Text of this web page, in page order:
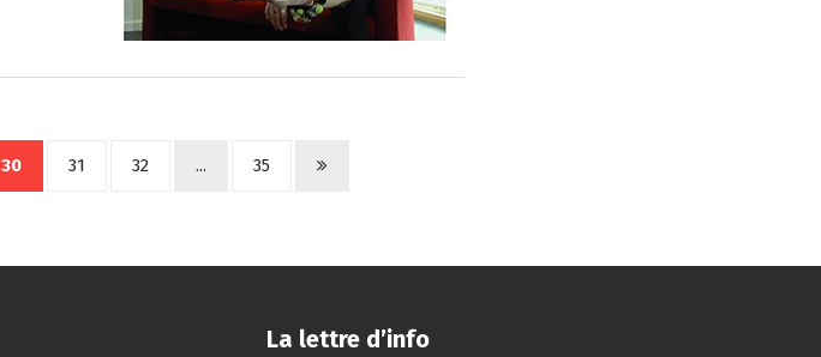
30 31 32 ... 35
La lettre d’info